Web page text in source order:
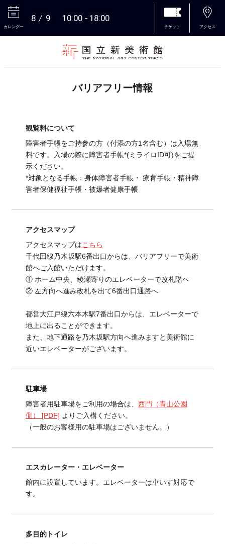
カレンダー
8 9 10:00 18:00
チケット アクセス
バリアフリー情報
観覧料について
障害者手帳をご持参の方（付添の方1名含む）は入場無
料です。入場の際に障害者手帳*(ミライロID可)をご提
示ください。
*対象となる手帳：身体障害者手帳・ 療育手帳・精神障
害者保健福祉手帳・被爆者健康手帳
アクセスマップ
アクセスマップはこちら
千代田線乃木坂駅6番出口からは、バリアフリーで美術
館へご入館いただけます。
① ホーム中央、綾瀬寄りのエレベーターで改札階へ
② 左方向へ進み改札を出て6番出口通路へ
都営大江戸線六本木駅7番出口からは、エレベーターで
地上に出ることができます。
また、地下通路を乃木坂駅方向へ進みますと美術館に
近いエレベーターがございます。
駐車場
障害者用駐車場をご利用の場合は、 西門（青山公園
側）
[PDF] よりご入構ください。
（一般のお客様用の駐車場はございません。）
エスカレーター・エレベーター
館内に設置しています。エレベーターは車いす対応で
す。
多目的トイレ